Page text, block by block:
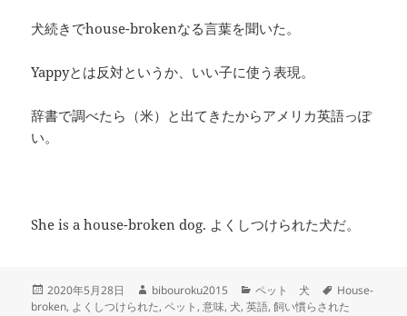
犬続きでhouse-brokenなる言葉を聞いた。
Yappyとは反対というか、いい子に使う表現。
辞書で調べたら（米）と出てきたからアメリカ英語っぽ
い。
She is a house-broken dog. よくしつけられた犬だ。
投
稿
2020年5月28日
作
成
bibouroku2015
カ
テ
ペット 犬
タ
グ
House-
broken, よくしつけられた,ペット ,意味,犬,英語,飼い慣らされた